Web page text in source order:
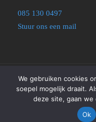
085 130 0497
Stuur ons een mail
©2025
Algemene Voorwaarden |
We gebruiken cookies
soepel mogelijk draait.
deze site, gaan
Ok